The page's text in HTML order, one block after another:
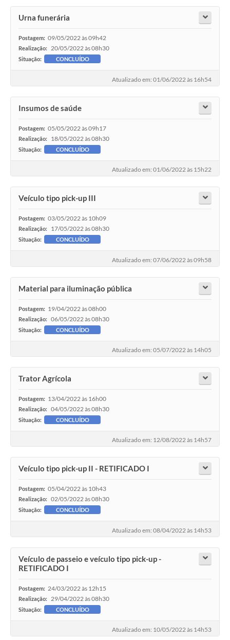
Urna funerária
Postagem: 09/05/2022 às 09h42
Realização: 20/05/2022 às 08h30
Situação: CONCLUÍDO
Atualizado em: 01/06/2022 às 16h54
Insumos de saúde
Postagem: 05/05/2022 às 09h17
Realização: 18/05/2022 às 08h30
Situação: CONCLUÍDO
Atualizado em: 01/06/2022 às 15h22
Veículo tipo pick-up III
Postagem: 03/05/2022 às 10h09
Realização: 17/05/2022 às 08h30
Situação: CONCLUÍDO
Atualizado em: 07/06/2022 às 09h58
Material para iluminação pública
Postagem: 19/04/2022 às 08h00
Realização: 06/05/2022 às 08h30
Situação: CONCLUÍDO
Atualizado em: 05/07/2022 às 14h05
Trator Agrícola
Postagem: 13/04/2022 às 16h00
Realização: 04/05/2022 às 08h30
Situação: CONCLUÍDO
Atualizado em: 12/08/2022 às 14h57
Veículo tipo pick-up II - RETIFICADO I
Postagem: 05/04/2022 às 10h43
Realização: 02/05/2022 às 08h30
Situação: CONCLUÍDO
Atualizado em: 08/04/2022 às 14h53
Veículo de passeio e veículo tipo pick-up -
RETIFICADO I
Postagem: 24/03/2022 às 12h15
Realização: 29/04/2022 às 08h30
Situação: CONCLUÍDO
Atualizado em: 10/05/2022 às 14h53